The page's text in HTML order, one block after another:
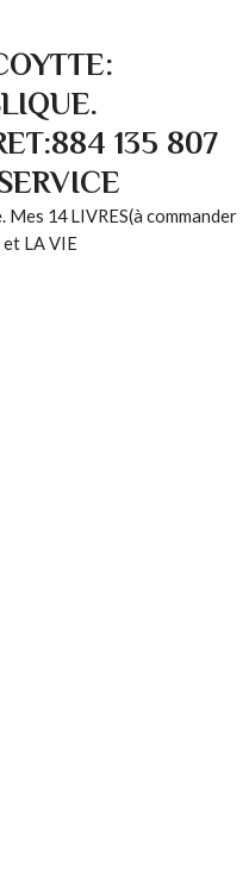
135 807
Mes 14 LIVRES(à commander
LA VIE